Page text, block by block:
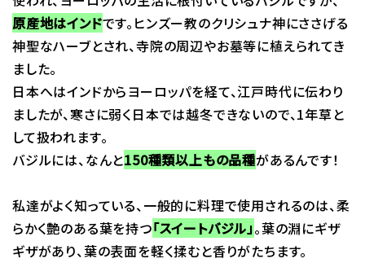
原産地はインドです。ヒンズー教のクリシュナ神にささげる
神聖なハーブとされ、寺院の周辺やお墓等に植えられてき
ました。
日本へはインドからヨーロッパを経て、江戸時代に伝わり
ましたが、寒さに弱く日本では越冬できないので、1年草と
して扱われます。
バジルには、なんと150種類以上もの品種があるんです！
私達がよく知っている、一般的に料理で使用されるのは、柔
らかく艶のある葉を持つ「スイートバジル」。葉の淵にギザ
ギザがあり、葉の表面を軽く揉むと香りがたちます。